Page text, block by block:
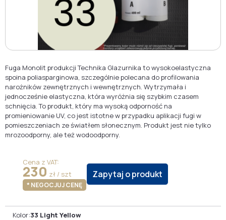
Fuga Monolit produkcji Technika Glazurnika to wysokoelastyczna
spoina poliasparginowa, szczególnie polecana do profilowania
narożników zewnętrznych i wewnętrznych. Wytrzymała i
jednocześnie elastyczna, która wyróżnia się szybkim czasem
schnięcia. To produkt, który ma wysoką odporność na
promieniowanie UV, co jest istotne w przypadku aplikacji fugi w
pomieszczeniach ze światłem słonecznym. Produkt jest nie tylko
mrozoodporny, ale też wodoodporny.
Cena z VAT:
230 zł / szt
* NEGOCJUJ CENĘ
Zapytaj o produkt
Kolor:33 Light Yellow